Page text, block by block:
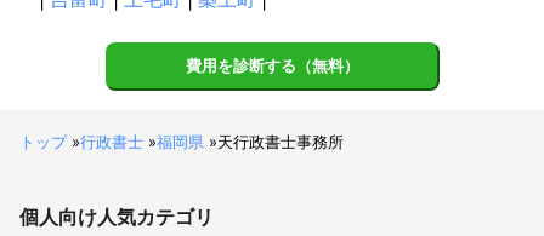
費用を診断する（無料）
トップ»行政書士 »福岡県 »天行政書士事務所
個人向け人気カテゴリ